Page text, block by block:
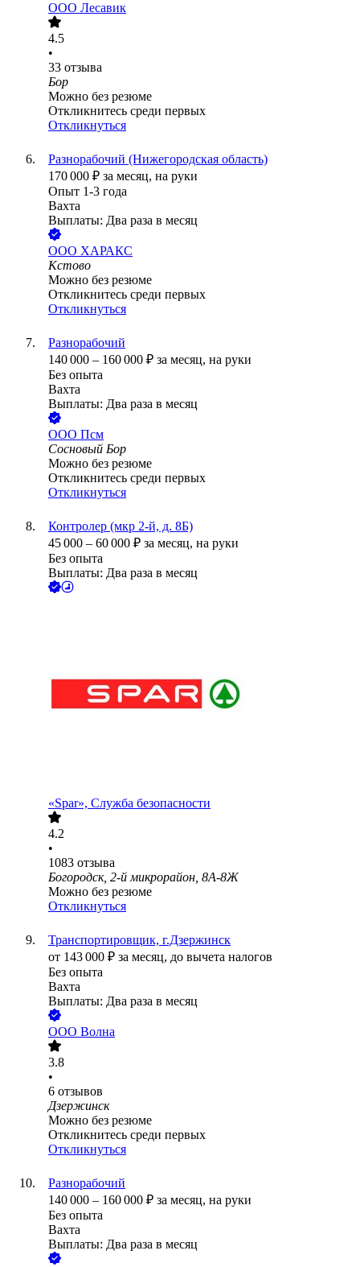
ООО Лесавик
4.5
•
33 отзыва
Бор
Можно без резюме
Откликнитесь среди первых
Откликнуться
Разнорабочий (Нижегородская область)
170 000 ₽ за месяц, на руки
Опыт 1-3 года
Вахта
Выплаты: Два раза в месяц
ООО ХАРАКС
Кстово
Можно без резюме
Откликнитесь среди первых
Откликнуться
Разнорабочий
140 000 – 160 000 ₽ за месяц, на руки
Без опыта
Вахта
Выплаты: Два раза в месяц
ООО Псм
Сосновый Бор
Можно без резюме
Откликнитесь среди первых
Откликнуться
Контролер (мкр 2-й, д. 8Б)
45 000 – 60 000 ₽ за месяц, на руки
Без опыта
Выплаты: Два раза в месяц
«Spar», Служба безопасности
4.2
•
1083 отзыва
Богородск, 2-й микрорайон, 8А-8Ж
Можно без резюме
Откликнуться
Транспортировщик, г.Дзержинск
от 143 000 ₽ за месяц, до вычета налогов
Без опыта
Вахта
Выплаты: Два раза в месяц
ООО Волна
3.8
•
6 отзывов
Дзержинск
Можно без резюме
Откликнитесь среди первых
Откликнуться
Разнорабочий
140 000 – 160 000 ₽ за месяц, на руки
Без опыта
Вахта
Выплаты: Два раза в месяц